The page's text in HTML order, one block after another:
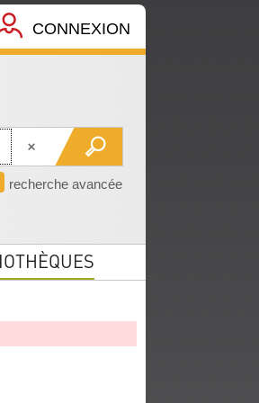
CONNEXION
recherche avancée